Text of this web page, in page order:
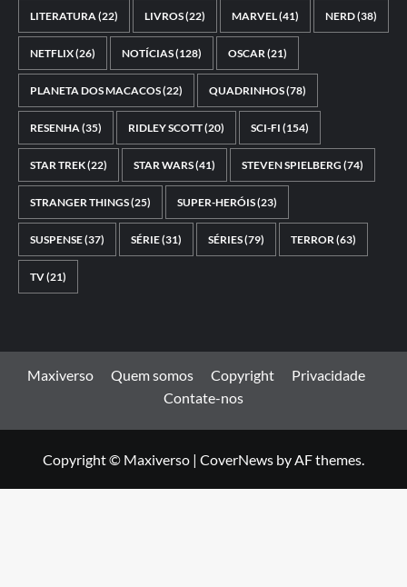
LITERATURA(22) LIVROS(22) MARVEL(41) NERD(38)
NETFLIX(26) NOTÍCIAS(128) OSCAR(21)
PLANETA DOS MACACOS(22) QUADRINHOS(78)
RESENHA(35) RIDLEY SCOTT(20) SCI-FI (154)
STAR TREK(22) STAR WARS(41) STEVEN SPIELBERG (74)
STRANGER THINGS(25) SUPER-HERÓIS(23)
SUSPENSE(37) SÉRIE(31) SÉRIES(79) TERROR(63)
TV(21)
Maxiverso Quem somos Copyright
Privacidade
Contate-nos
Copyright © Maxiverso | CoverNews by AF themes.